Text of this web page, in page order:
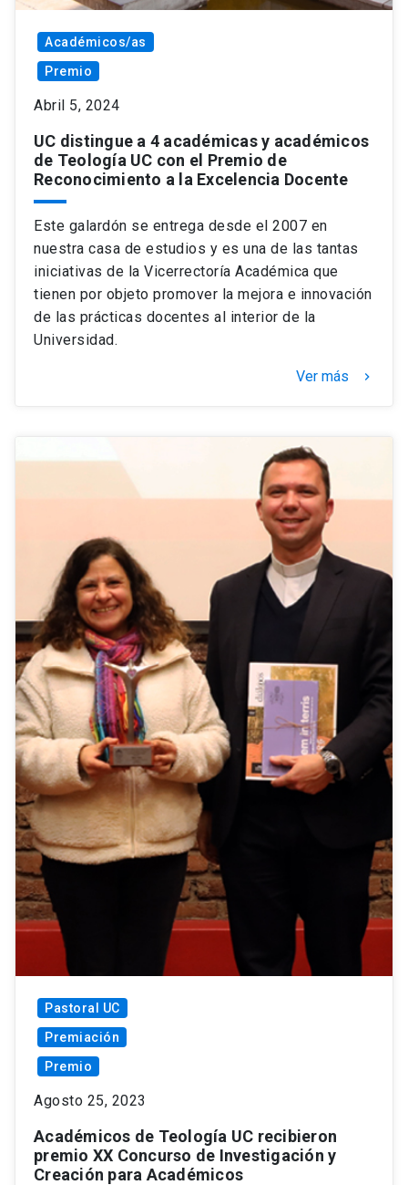
Académicos/as
Premio
Abril 5, 2024
UC distingue a 4 académicas y académicos
de Teología UC con el Premio de
Reconocimiento a la Excelencia Docente
Este galardón se entrega desde el 2007 en
nuestra casa de estudios y es una de las tantas
iniciativas de la Vicerrectoría Académica que
tienen por objeto promover la mejora e innovación
de las prácticas docentes al interior de la
Universidad.
Ver más keyboard_arrow_right
Pastoral UC
Premiación
Premio
Agosto 25, 2023
Académicos de Teología UC recibieron
premio XX Concurso de Investigación y
Creación para Académicos